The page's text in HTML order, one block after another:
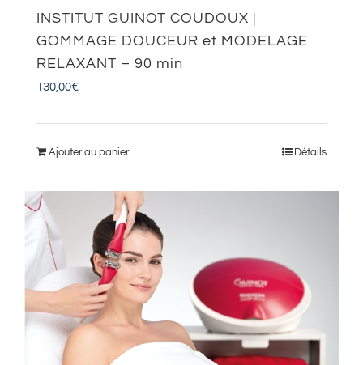
INSTITUT GUINOT COUDOUX |
GOMMAGE DOUCEUR et MODELAGE
RELAXANT – 90 min
130,00€
Ajouter au panier Détails